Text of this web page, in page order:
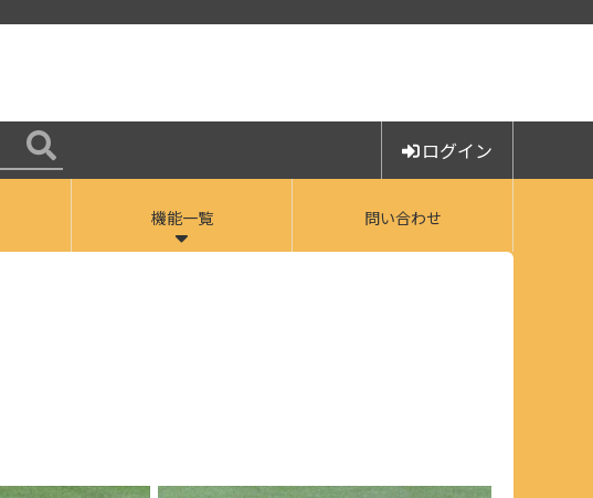
ログイン
機能一覧 問い合わせ